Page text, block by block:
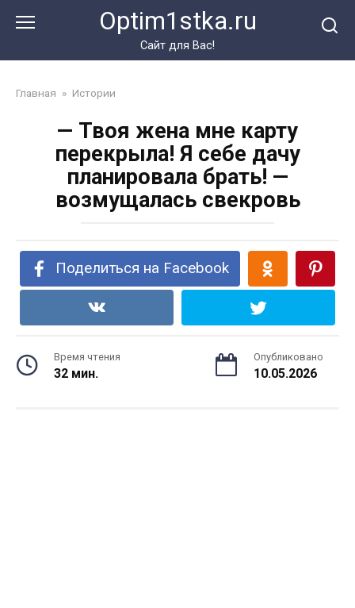
Optim1stka.ru
Сайт для Вас!
Главная » Истории
— Твоя жена мне карту
перекрыла! Я себе дачу
планировала брать! —
возмущалась свекровь
Поделиться на Facebook
Время чтения
32 мин.
Опубликовано
10.05.2026